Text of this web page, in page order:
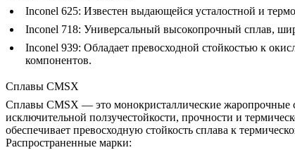
Inconel 625: Известен выдающейся усталостной и
Inconel 718: Универсальный высокопрочный сплав,
Inconel 939: Обладает превосходной стойкостью к
компонентов.
Сплавы CMSX
Сплавы CMSX — это монокристаллические жаропрочные
исключительной ползучестойкости, прочности и
обеспечивает превосходную стойкость сплава к
Распространенные марки: